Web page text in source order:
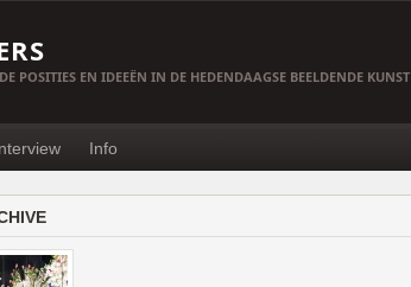
POSITIES EN IDEEËN IN DE HEDENDAAGSE BEELDENDE KUNST
Info